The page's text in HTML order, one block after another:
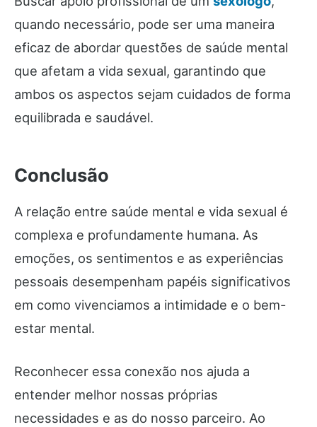
quando necessário, pode ser uma maneira
eficaz de abordar questões de saúde mental
que afetam a vida sexual, garantindo que
ambos os aspectos sejam cuidados de forma
equilibrada e saudável.
Conclusão
A relação entre saúde mental e vida sexual é
complexa e profundamente humana. As
emoções, os sentimentos e as experiências
pessoais desempenham papéis significativos
em como vivenciamos a intimidade e o bem-
estar mental.
Reconhecer essa conexão nos ajuda a
entender melhor nossas próprias
necessidades e as do nosso parceiro. Ao